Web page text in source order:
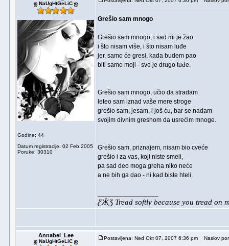
ஐ NaUgHtGeLiC ஐ
Godine: 44
Datum registracije: 02 Feb 2005
Poruke: 30310
Grešio sam mnogo
Grešio sam mnogo, i sad mi je žao
i što nisam više, i što nisam luđe
jer, samo će gresi, kada budem pao
biti samo moji - sve je drugo tuđe.
Grešio sam mnogo, učio da stradam
leteo sam iznad vaše mere stroge
grešio sam, jesam, i još ću, bar se nadam
svojim divnim greshom da usrećim mnoge.
Grešio sam, priznajem, nisam bio cveće
grešio i za vas, koji niste smeli,
pa sad deo moga greha niko neće
a ne bih ga dao - ni kad biste hteli.
ƸӜƷ Tread softly because you tread on
Annabel_Lee
ஐ NaUgHtGeLiC ஐ
Postavljena: Ned Okt 07, 2007 6:36 pm Naslov